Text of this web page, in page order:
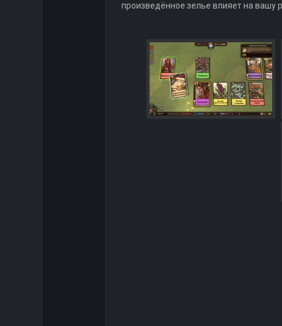
произведённое зелье влияет на вашу